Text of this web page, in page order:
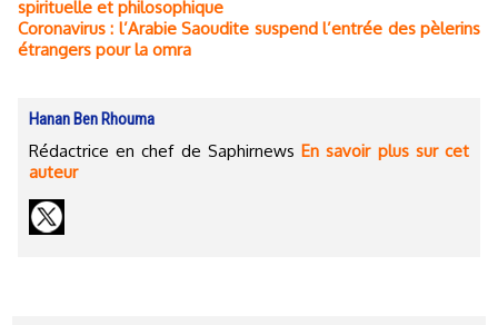
spirituelle et philosophique
Coronavirus : l’Arabie Saoudite suspend l’entrée des pèlerins
étrangers pour la omra
Hanan Ben Rhouma
Rédactrice en chef de Saphirnews En savoir plus sur cet
auteur